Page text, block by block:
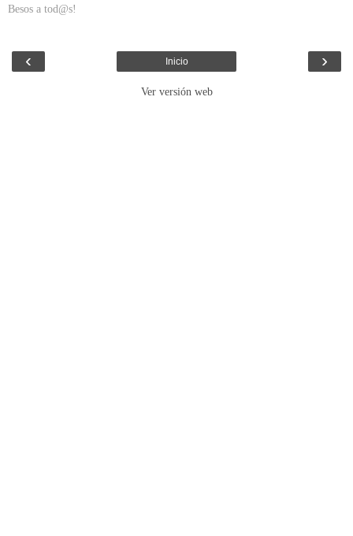
Besos a tod@s!
‹ ›
Inicio
Ver versión web